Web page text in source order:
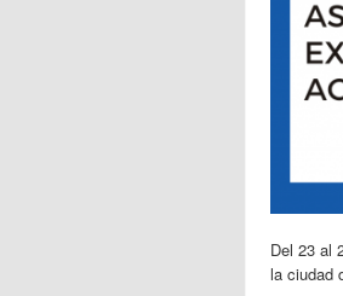
Del 23 al
la ciudad